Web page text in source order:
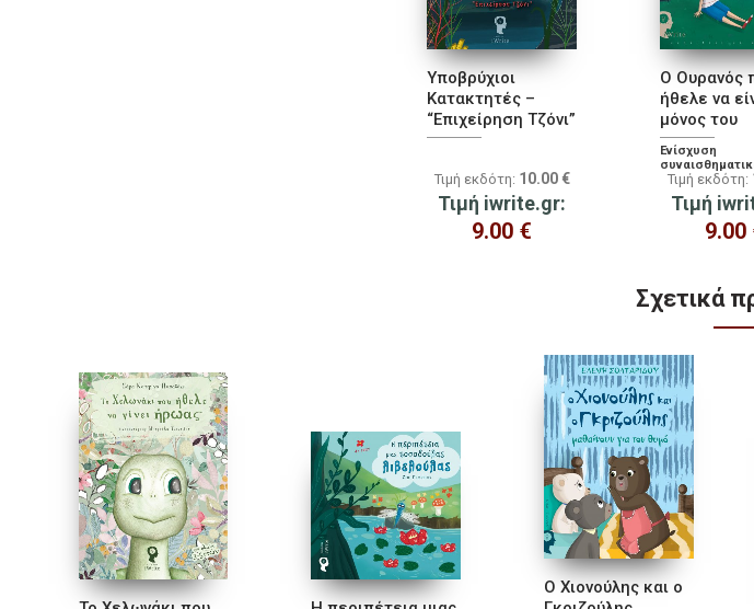
Υποβρύχιοι
Κατακτητές –
“Επιχείρηση Τζόνι”
Τιμή εκδότη: 10.00 €
Τιμή iwrite.gr:
9.00 €
O Ουρανός
ήθελε να
μόνος του
Ενίσχυση
κοινωνικών
απέναντι σε
καταστροφές
Τιμή εκδότη:
Τιμή
9.00
Σχετικά
Ο Χιονούλης και ο